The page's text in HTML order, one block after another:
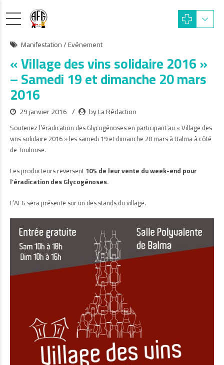
Manifestation / Evénement
« Village des vins solidaire 2016 »
– Samedi 19 et dimanche 20 mars
2016
29 janvier 2016 by La Rédaction
Soutenez l’éradication des Glycogénoses en participant au « Village des
vins solidaire 2016 » les samedi 19 et dimanche 20 mars à Balma à côté
de Toulouse.
Les producteurs reversent10% de leur vente du week-end pour
l’éradication des Glycogénoses.
L’AFG sera présente sur un des stands du village.